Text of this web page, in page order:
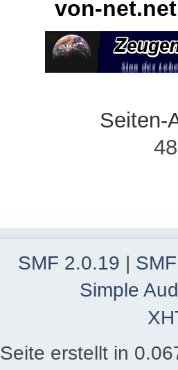
von-net.net
Seiten-
SMF 2.0.19 |
Simple
Seite erstellt in